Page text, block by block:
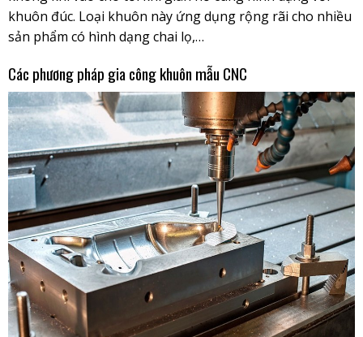
khuôn đúc. Loại khuôn này ứng dụng rộng rãi cho nhiều
sản phẩm có hình dạng chai lọ,…
Các phương pháp gia công khuôn mẫu CNC